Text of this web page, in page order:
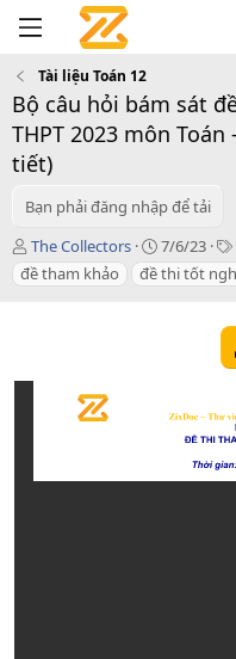
Tài liệu Toán 12
Bộ câu hỏi bám sát
THPT 2023 môn
tiết)
Bạn phải đăng nhập để tải
T
á
c
The Collectors
C
r
e
e
7/6/23
đề tham khảo
đề thi tốt